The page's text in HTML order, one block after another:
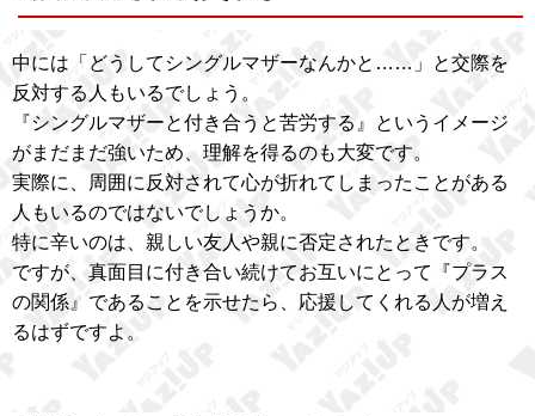
中には「どうしてシングルマザーなんかと……」と交際を
反対する人もいるでしょう。
『シングルマザーと付き合うと苦労する』というイメージ
がまだまだ強いため、理解を得るのも大変です。
実際に、周囲に反対されて心が折れてしまったことがある
人もいるのではないでしょうか。
特に辛いのは、親しい友人や親に否定されたときです。
ですが、真面目に付き合い続けてお互いにとって『プラス
の関係』であることを示せたら、応援してくれる人が増え
るはずですよ。